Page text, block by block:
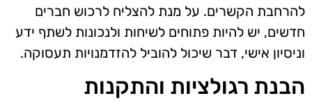
להרחבת הקשרים. על מנת להצליח לרכוש חברים
חדשים, יש להיות פתוחים לשיחות ולנכונות לשתף ידע
וניסיון אישי, דבר שיכול להוביל להזדמנויות תעסוקה.
הבנת רגולציות והתקנות